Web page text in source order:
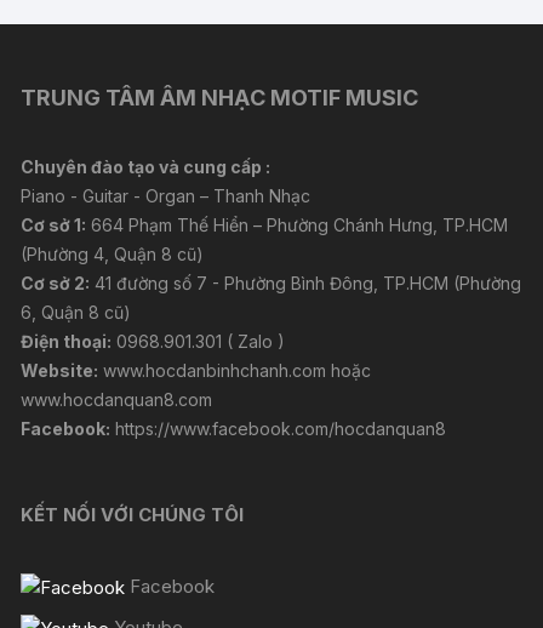
TRUNG TÂM ÂM NHẠC MOTIF MUSIC
Chuyên đào tạo và cung cấp :
Piano - Guitar - Organ – Thanh Nhạc
Cơ sở 1: 664 Phạm Thế Hiển – Phường Chánh Hưng, TP.HCM
(Phường 4, Quận 8 cũ)
Cơ sở 2: 41 đường số 7 - Phường Bình Đông, TP.HCM (Phường
6, Quận 8 cũ)
Điện thoại: 0968.901.301 ( Zalo )
Website: www.hocdanbinhchanh.com hoặc
www.hocdanquan8.com
Facebook: https://www.facebook.com/hocdanquan8
KẾT NỐI VỚI CHÚNG TÔI
Facebook